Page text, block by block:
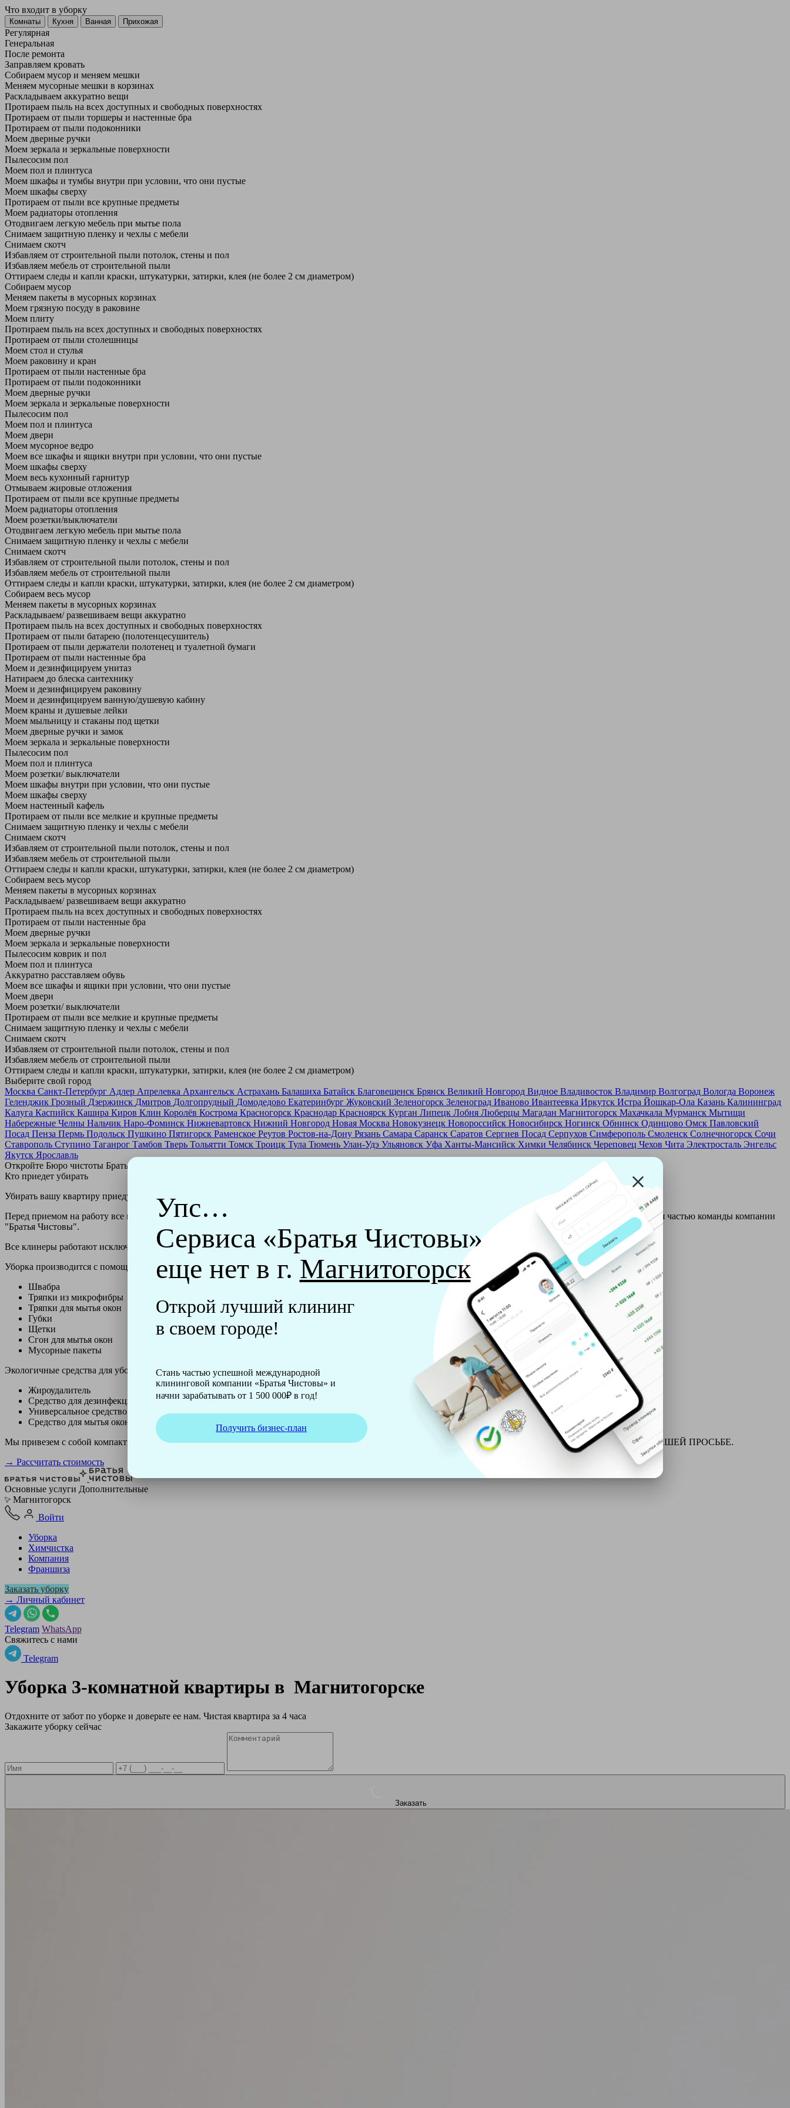
Упс…
Сервиса «Братья Чистовы»
еще нет в г. Магнитогорск
Открой лучший клининг
в своем городе!
Стань частью успешной международной
клининговой компании «Братья Чистовы» и
начни зарабатывать от 1 500 000₽ в год!
Получить бизнес-план
Что входит в уборку
Регу­лярная
Гене­ральная
После ремонта
Заправляем кровать
Собираем мусор и меняем мешки
Меняем мусорные мешки в корзинах
Раскладываем аккуратно вещи
Протираем пыль на всех доступных и свободных поверхностях
Протираем от пыли торшеры и настенные бра
Протираем от пыли подоконники
Моем дверные ручки
Моем зеркала и зеркальные поверхности
Пылесосим пол
Моем пол и плинтуса
Моем шкафы и тумбы внутри при условии, что они пустые
Моем шкафы сверху
Протираем от пыли все крупные предметы
Моем радиаторы отопления
Отодвигаем легкую мебель при мытье пола
Снимаем защитную пленку и чехлы с мебели
Снимаем скотч
Избавляем от строительной пыли потолок, стены и пол
Избавляем мебель от строительной пыли
Оттираем следы и капли краски, штукатурки, затирки, клея (не более 2 см диаметром)
Собираем мусор
Меняем пакеты в мусорных корзинах
Моем грязную посуду в раковине
Моем плиту
Протираем пыль на всех доступных и свободных поверхностях
Протираем от пыли столешницы
Моем стол и стулья
Моем раковину и кран
Протираем от пыли настенные бра
Протираем от пыли подоконники
Моем дверные ручки
Моем зеркала и зеркальные поверхности
Пылесосим пол
Моем пол и плинтуса
Моем двери
Моем мусорное ведро
Моем все шкафы и ящики внутри при условии, что они пустые
Моем шкафы сверху
Моем весь кухонный гарнитур
Отмываем жировые отложения
Протираем от пыли все крупные предметы
Моем радиаторы отопления
Моем розетки/выключатели
Отодвигаем легкую мебель при мытье пола
Снимаем защитную пленку и чехлы с мебели
Снимаем скотч
Избавляем от строительной пыли потолок, стены и пол
Избавляем мебель от строительной пыли
Оттираем следы и капли краски, штукатурки, затирки, клея (не более 2 см диаметром)
Собираем весь мусор
Меняем пакеты в мусорных корзинах
Раскладываем/ развешиваем вещи аккуратно
Протираем пыль на всех доступных и свободных поверхностях
Протираем от пыли батарею (полотенцесушитель)
Протираем от пыли держатели полотенец и туалетной бумаги
Протираем от пыли настенные бра
Моем и дезинфицируем унитаз
Натираем до блеска сантехнику
Моем и дезинфицируем раковину
Моем и дезинфицируем ванную/душевую кабину
Моем краны и душевые лейки
Моем мыльницу и стаканы под щетки
Моем дверные ручки и замок
Моем зеркала и зеркальные поверхности
Пылесосим пол
Моем пол и плинтуса
Моем розетки/ выключатели
Моем шкафы внутри при условии, что они пустые
Моем шкафы сверху
Моем настенный кафель
Протираем от пыли все мелкие и крупные предметы
Снимаем защитную пленку и чехлы с мебели
Снимаем скотч
Избавляем от строительной пыли потолок, стены и пол
Избавляем мебель от строительной пыли
Оттираем следы и капли краски, штукатурки, затирки, клея (не более 2 см диаметром)
Собираем весь мусор
Меняем пакеты в мусорных корзинах
Раскладываем/ развешиваем вещи аккуратно
Протираем пыль на всех доступных и свободных поверхностях
Протираем от пыли настенные бра
Моем дверные ручки
Моем зеркала и зеркальные поверхности
Пылесосим коврик и пол
Моем пол и плинтуса
Аккуратно расставляем обувь
Моем все шкафы и ящики при условии, что они пустые
Моем двери
Моем розетки/ выключатели
Протираем от пыли все мелкие и крупные предметы
Снимаем защитную пленку и чехлы с мебели
Снимаем скотч
Избавляем от строительной пыли потолок, стены и пол
Избавляем мебель от строительной пыли
Оттираем следы и капли краски, штукатурки, затирки, клея (не более 2 см диаметром)
Выберите свой город
Москва Санкт-Петербург Адлер Апрелевка Архангельск Астрахань Балашиха Батайск Благовещенск Брянск Великий Новгород Видное Владивосток Владимир Волгоград Вологда Воронеж
Геленджик Грозный Дзержинск Дмитров Долгопрудный Домодедово Екатеринбург Жуковский Зеленогорск Зеленоград Иваново Ивантеевка Иркутск Истра Йошкар-Ола Казань Калининград
Калуга Каспийск Кашира Киров Клин Королёв Кострома Красногорск Краснодар Красноярск Курган Липецк Лобня Люберцы Магадан Магнитогорск Махачкала Мурманск Мытищи
Набережные Челны Нальчик Наро-Фоминск Нижневартовск Нижний Новгород Новая Москва Новокузнецк Новороссийск Новосибирск Ногинск Обнинск Одинцово Омск Павловский
Посад Пенза Пермь Подольск Пушкино Пятигорск Раменское Реутов Ростов-на-Дону Рязань Самара Саранск Саратов Сергиев Посад Серпухов Симферополь Смоленск Солнечногорск Сочи
Ставрополь Ступино Таганрог Тамбов Тверь Тольятти Томск Троицк Тула Тюмень Улан-Удэ Ульяновск Уфа Ханты-Мансийск Химки Челябинск Череповец Чехов Чита Электросталь Энгельс
Якутск Ярославль
Откройте Бюро чистоты Братьев Чистовых в своем городе по
Кто приедет убирать
Убирать вашу квартиру приедут профессионально обученные клинеры - русские девушки, в возрасте от 24 до 40 лет.
Перед приемом на работу все клинеры проходят аттестацию в нашем обучающем центре, а также проверку в службе безопасности и только после этого становятся частью команды компании
"Братья Чистовы".
Все клинеры работают исключительно в форме с логотипом компании "Братья Чистовы".
Уборка производится с помощью профессиональных технических и химический средств, которые наши клинеры привозят с собой:
Швабра
Тряпки из микрофибры
Тряпки для мытья окон
Губки
Щетки
Сгон для мытья окон
Мусорные пакеты
Экологичные средства для уборки немецкой марки Kiehl:
Жироудалитель
Средство для дезинфекции
Универсальное средство
Средство для мытья окон
Мы привезем с собой компактный профессиональный пылесос фирмы Soteco, а также утюг, ведро, парогенератор, аппарат для химчистки и многое другое ПО ВАШЕЙ ПРОСЬБЕ.
→ Рассчитать стоимость
Основные услуги Дополнительные
Магнитогорск
Войти
Уборка
Химчистка
Компания
Франшиза
Заказать уборку
→ Личный кабинет
Telegram WhatsApp
Свяжитесь с нами
Telegram
Уборка 3-комнатной квартиры в Магнитогорске
Отдохните от забот по уборке и доверьте ее нам. Чистая квартира за 4 часа
Закажите уборку сейчас
Заказать